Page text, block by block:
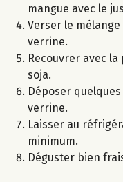
mangue avec le
Verser le
verrine.
Recouvrer avec
soja.
Déposer
verrine.
Laisser au
minimum.
Déguster bien